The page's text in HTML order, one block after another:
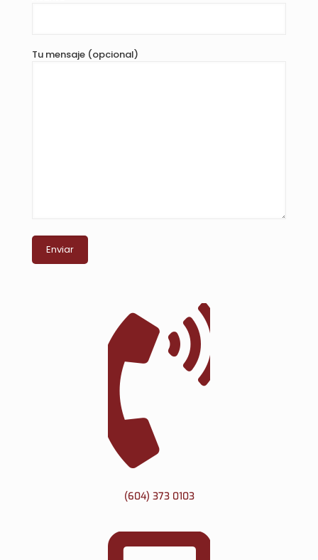
Tu mensaje (opcional)
(604) 373 0103